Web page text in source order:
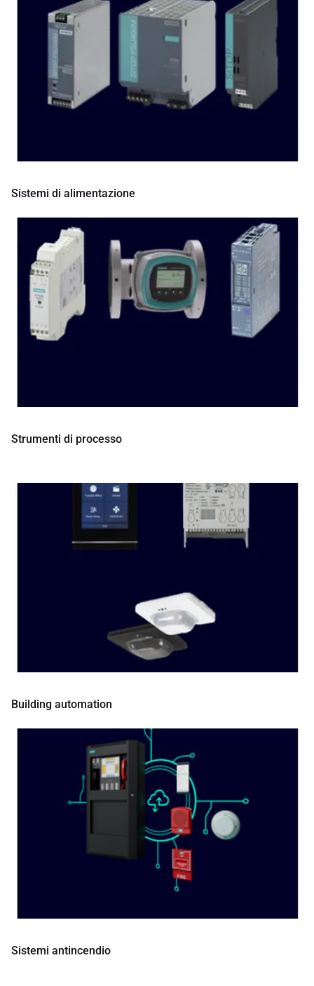
Sistemi di alimentazione
Strumenti di processo
Building automation
Sistemi antincendio